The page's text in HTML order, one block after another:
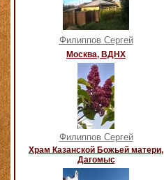
Филиппов Сергей
Москва, ВДНХ
Филиппов Сергей
Храм Казанской Божьей матери,
Дагомыс